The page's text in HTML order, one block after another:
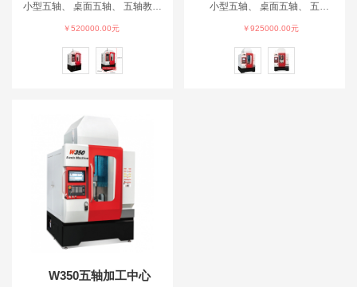
小型五轴、 桌面五轴、 五轴教育加工中心、 教育机床、 五轴仿真、
￥520000.00元
小型五轴、 桌面五轴、 五轴教育加工中心、 教育机床、 五轴仿真、
￥925000.00元
W350五轴加工中心